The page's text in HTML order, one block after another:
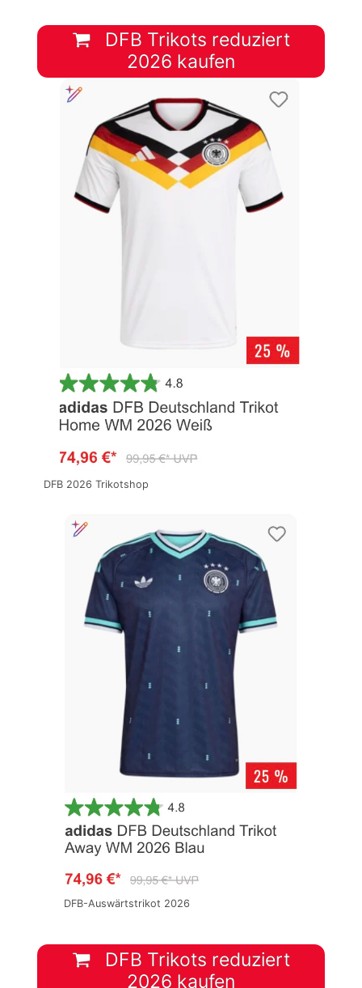
DFB Trikots reduziert
2026 kaufen
DFB 2026 Trikotshop
DFB-Auswärtstrikot 2026
DFB Trikots reduziert
2026 kaufen